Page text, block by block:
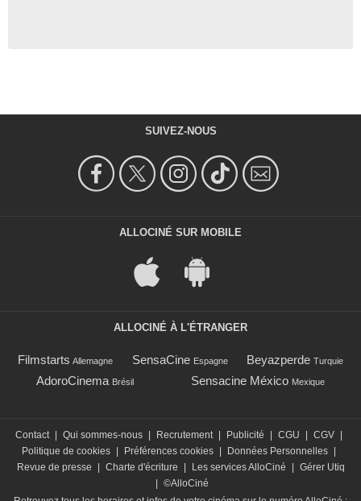
SUIVEZ-NOUS
ALLOCINÉ SUR MOBILE
ALLOCINÉ À L'ÉTRANGER
Filmstarts Allemagne SensaCine Espagne Beyazperde Turquie
AdoroCinema Brésil Sensacine México Mexique
Contact | Qui sommes-nous | Recrutement | Publicité | CGU | CGV |
Politique de cookies | Préférences cookies | Données Personnelles |
Revue de presse
| Charte d'écriture | Les services AlloCiné | Gérer Utiq
| ©AlloCiné